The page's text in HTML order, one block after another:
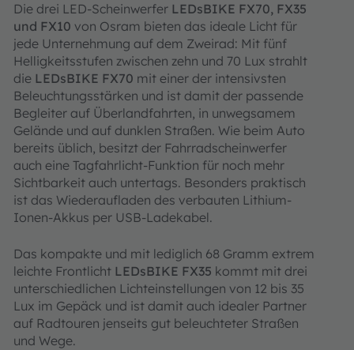
Die drei LED-Scheinwerfer LEDsBIKE FX70, FX35
und FX10 von Osram bieten das ideale Licht für
jede Unternehmung auf dem Zweirad: Mit fünf
Helligkeitsstufen zwischen zehn und 70 Lux strahlt
die LEDsBIKE FX70 mit einer der intensivsten
Beleuchtungsstärken und ist damit der passende
Begleiter auf Überlandfahrten, in unwegsamem
Gelände und auf dunklen Straßen. Wie beim Auto
bereits üblich, besitzt der Fahrradscheinwerfer
auch eine Tagfahrlicht-Funktion für noch mehr
Sichtbarkeit auch untertags. Besonders praktisch
ist das Wiederaufladen des verbauten Lithium-
Ionen-Akkus per USB-Ladekabel.
Das kompakte und mit lediglich 68 Gramm extrem
leichte Frontlicht LEDsBIKE FX35 kommt mit drei
unterschiedlichen Lichteinstellungen von 12 bis 35
Lux im Gepäck und ist damit auch idealer Partner
auf Radtouren jenseits gut beleuchteter Straßen
und Wege.